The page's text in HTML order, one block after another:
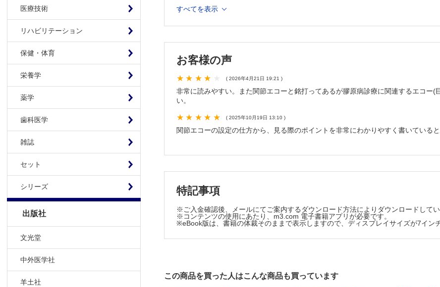
医療技術
リハビリテーション
保健・体育
栄養学
薬学
歯科医学
雑誌
セット
シリーズ
出版社
文光堂
中外医学社
羊土社
第2章 中級編～ここぞという時の関節エコーの活用とコツ～
Q17 ばね指は整形外科領域で勉強しましたが、内科医でも関節エコーで診断で
Q18 腱付着部炎の概念と関節エコーでの描出/評価の仕方がよくわかりません。
Q19 腱鞘滑膜炎が、実は関節リウマチの早期診断に重要と聞きました。どの部
Q20 乾癬性関節炎などで見られる指炎は、関節エコーで早期に発見できるので
ーでの早期所見もあわせて教えてください
Q21 Baker嚢胞は膝部に生じることは理解していますが、自信を持って診断す
Q24 リウマチ性多発筋痛症なのか、関節リウマチなのか、診断に迷うことが多
しょうか
Q28 関節エコープローブで皮膚病変も見えるのですか？ 是非とも応用法を教え
Q29 関節エコーで爪病変を見ることはできるのでしょうか？ 爪周囲の解剖も
Q30 関節エコー検査中に、異常所見と見間違える注意すべき項目はありますか
Q33 表在エコーとしての関節エコーは、シェーグレン症候群の涙腺・唾液腺評価
すべてを表示
お客様の声
( 2026年4月21日 19:21 )
非常に読みやすい。また関節エコーと銘打ってあるが膠原病診療に関連するエコー
い。
( 2025年10月19日 13:10 )
関節エコーの設定の仕方から、見る際のポイントを非常にわかりやすく書いている
特記事項
※ご入金確認後、メールにてご案内するダウンロード方法によりダウンロードして
※コンテンツの使用にあたり、m3.com 電子書籍アプリが必要です。
※eBook版は、書籍の体裁そのままで表示しますので、ディスプレイサイズが7イン
この商品を買った人はこんな商品も買っています